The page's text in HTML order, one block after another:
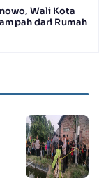
Wali Kota
dari Rumah